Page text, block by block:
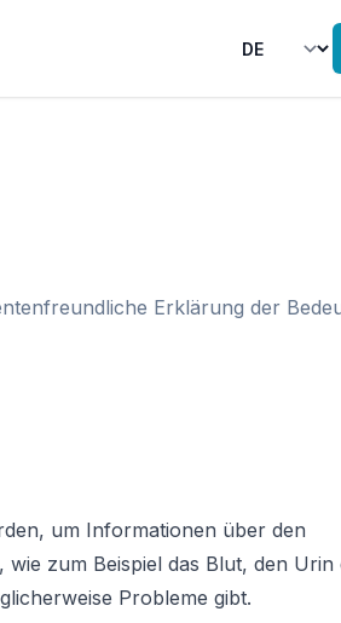
Erklärung der
um Informationen über den
zum Beispiel das Blut, den Urin
Probleme gibt.